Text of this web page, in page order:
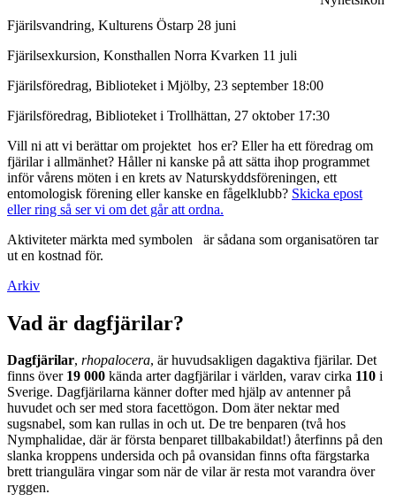
Fjärilsvandring, Kulturens Östarp 28 juni
Fjärilsexkursion, Konsthallen Norra Kvarken 11 juli
Fjärilsföredrag, Biblioteket i Mjölby, 23 september 18:00
Fjärilsföredrag, Biblioteket i Trollhättan, 27 oktober 17:30
Vill ni att vi berättar om projektet hos er? Eller ha ett föredrag om
fjärilar i allmänhet? Håller ni kanske på att sätta ihop programmet
inför vårens möten i en krets av Naturskyddsföreningen, ett
entomologisk förening eller kanske en fågelklubb? Skicka epost
eller ring så ser vi om det går att ordna.
Aktiviteter märkta med symbolen
är sådana som organisatören tar
ut en kostnad för.
Arkiv
Vad är dagfjärilar?
Dagfjärilar, rhopalocera, är huvudsakligen dagaktiva fjärilar. Det
finns över 19 000 kända arter dagfjärilar i världen, varav cirka 110 i
Sverige. Dagfjärilarna känner dofter med hjälp av antenner på
huvudet och ser med stora facettögon. Dom äter nektar med
sugsnabel, som kan rullas in och ut. De tre benparen (två hos
Nymphalidae, där är första benparet tillbakabildat!) återfinns på den
slanka kroppens undersida och på ovansidan finns ofta färgstarka
brett triangulära vingar som när de vilar är resta mot varandra över
ryggen.